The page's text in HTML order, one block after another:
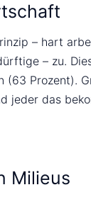
– hart
– zu.
Prozent).
jeder das
Milieus